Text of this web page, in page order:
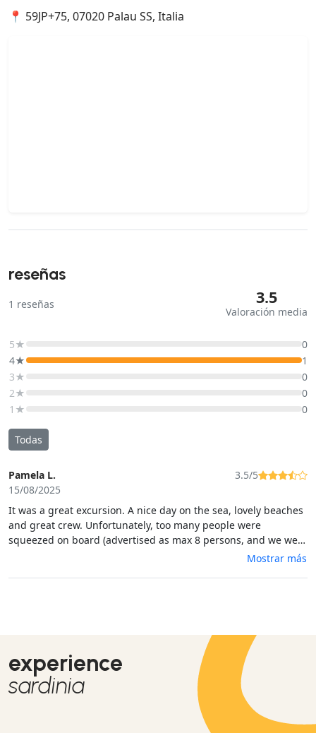
📍 59JP+75, 07020 Palau SS, Italia
reseñas
1 reseñas 3.5
Valoración media
5★
0
4★
1
3★
0
2★
0
1★
0
Todas
Pamela L.
15/08/2025
3.5/5
It was a great excursion. A nice day on the sea, lovely beaches
and great crew. Unfortunately, too many people were
squeezed on board (advertised as max 8 persons, and we were
10). This made trip less enjoyable. Pity that maximising profit
Mostrar más
experience
sardinia